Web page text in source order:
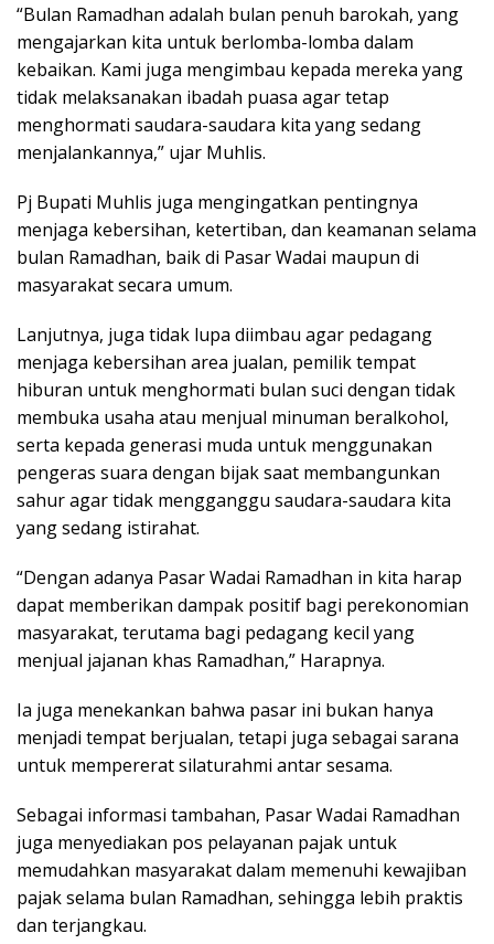
“Bulan Ramadhan adalah bulan penuh barokah, yang
mengajarkan kita untuk berlomba-lomba dalam
kebaikan. Kami juga mengimbau kepada mereka yang
tidak melaksanakan ibadah puasa agar tetap
menghormati saudara-saudara kita yang sedang
menjalankannya,” ujar Muhlis.
Pj Bupati Muhlis juga mengingatkan pentingnya
menjaga kebersihan, ketertiban, dan keamanan selama
bulan Ramadhan, baik di Pasar Wadai maupun di
masyarakat secara umum.
Lanjutnya, juga tidak lupa diimbau agar pedagang
menjaga kebersihan area jualan, pemilik tempat
hiburan untuk menghormati bulan suci dengan tidak
membuka usaha atau menjual minuman beralkohol,
serta kepada generasi muda untuk menggunakan
pengeras suara dengan bijak saat membangunkan
sahur agar tidak mengganggu saudara-saudara kita
yang sedang istirahat.
“Dengan adanya Pasar Wadai Ramadhan in kita harap
dapat memberikan dampak positif bagi perekonomian
masyarakat, terutama bagi pedagang kecil yang
menjual jajanan khas Ramadhan,” Harapnya.
Ia juga menekankan bahwa pasar ini bukan hanya
menjadi tempat berjualan, tetapi juga sebagai sarana
untuk mempererat silaturahmi antar sesama.
Sebagai informasi tambahan, Pasar Wadai Ramadhan
juga menyediakan pos pelayanan pajak untuk
memudahkan masyarakat dalam memenuhi kewajiban
pajak selama bulan Ramadhan, sehingga lebih praktis
dan terjangkau.